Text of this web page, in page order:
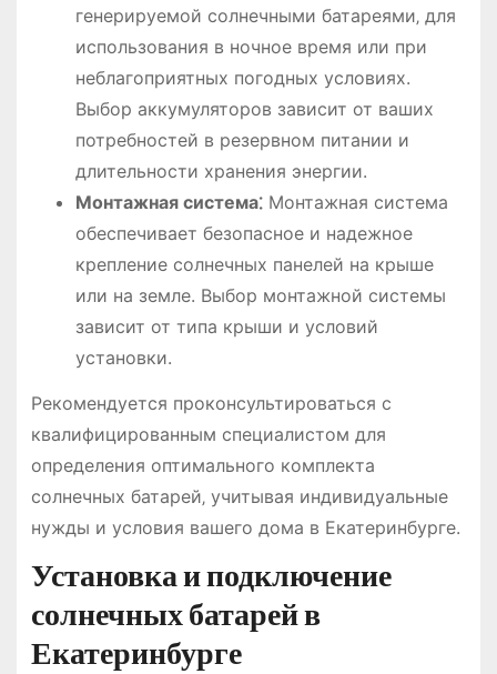
генерируемой солнечными батареями‚ для
использования в ночное время или при
неблагоприятных погодных условиях.
Выбор аккумуляторов зависит от ваших
потребностей в резервном питании и
длительности хранения энергии.
Монтажная система⁚Монтажная система
обеспечивает безопасное и надежное
крепление солнечных панелей на крыше
или на земле. Выбор монтажной системы
зависит от типа крыши и условий
установки.
Рекомендуется проконсультироваться с
квалифицированным специалистом для
определения оптимального комплекта
солнечных батарей‚ учитывая индивидуальные
нужды и условия вашего дома в Екатеринбурге.
Установка и подключение
солнечных батарей в
Екатеринбурге